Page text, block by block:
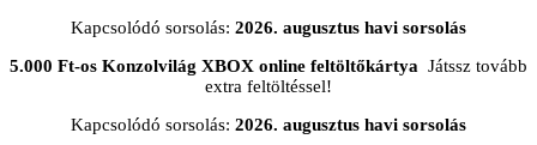
Kapcsolódó sorsolás: 2026. augusztus havi sorsolás
5.000 Ft-os Konzolvilág XBOX online feltöltőkártya Játssz tovább
extra feltöltéssel!
Kapcsolódó sorsolás: 2026. augusztus havi sorsolás